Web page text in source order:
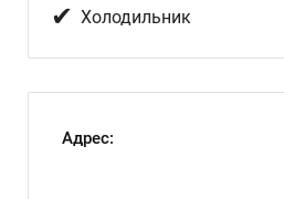
✔ Холодильник
Адрес: